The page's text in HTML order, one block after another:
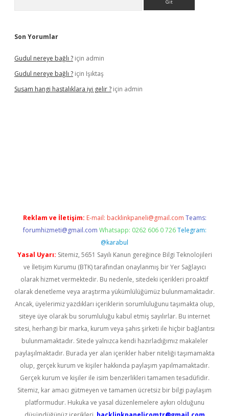
Son Yorumlar
Gudul nereye bağlı ? için admin
Gudul nereye bağlı ? için Işıktaş
Susam hangi hastalıklara iyi gelir ? için admin
Reklam ve İletişim: E-mail: backlinkpaneli@gmail.com Teams:
forumhizmeti@gmail.com Whatsapp: 0262 606 0 726 Telegram:
@karabul
Yasal Uyarı: Sitemiz, 5651 Sayılı Kanun gereğince Bilgi Teknolojileri
ve İletişim Kurumu (BTK) tarafından onaylanmış bir Yer Sağlayıcı
olarak hizmet vermektedir. Bu nedenle, sitedeki içerikleri proaktif
olarak denetleme veya araştırma yükümlülüğümüz bulunmamaktadır.
Ancak, üyelerimiz yazdıkları içeriklerin sorumluluğunu taşımakta olup,
siteye üye olarak bu sorumluluğu kabul etmiş sayılırlar. Bu internet
sitesi, herhangi bir marka, kurum veya şahıs şirketi ile hiçbir bağlantısı
bulunmamaktadır. Sitede yalnızca kendi hazırladığımız makaleler
paylaşılmaktadır. Burada yer alan içerikler haber niteliği taşımamakta
olup, gerçek kurum ve kişiler hakkında paylaşım yapılmamaktadır.
Gerçek kurum ve kişiler ile isim benzerlikleri tamamen tesadüfidir.
Sitemiz, kar amacı gütmeyen ve tamamen ücretsiz bir bilgi paylaşım
platformudur. Hukuka ve yasal düzenlemelere aykırı olduğunu